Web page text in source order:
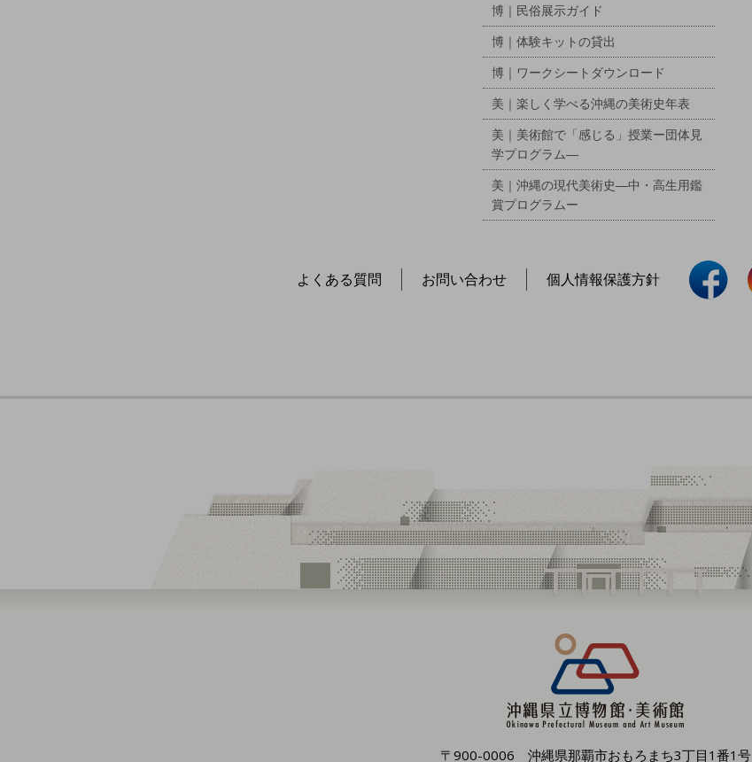
博｜民俗展示ガイド
博｜体験キットの貸出
博｜ワークシートダウンロード
美｜楽しく学べる沖縄の美術史年表
美｜美術館で「感じる」授業ー団体見
学プログラム―
美｜沖縄の現代美術史―中・高生用鑑
賞プログラムー
よくある質問 お問い合わせ 個人情報保護方針
〒900-0006 沖縄県那覇市おもろまち3丁目1番1号